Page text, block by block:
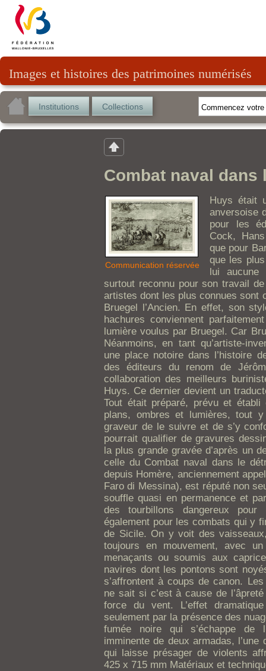
Images et histoires des patrimoines numérisés
Institutions Collections
Combat naval dans
Communication réservée
Huys était
anversoise
pour les
Cock,
que pour
que les
lui
surtout reconnu pour son travail
artistes dont les plus connues sont
Bruegel l’Ancien. En effet, son
hachures conviennent
lumière voulus par Bruegel. Car
Néanmoins, en tant qu’artiste-
une place notoire dans l’histoire
des éditeurs du renom de
collaboration des meilleurs
Huys. Ce dernier devient un
Tout était préparé, prévu et
plans, ombres et lumières, tout
graveur de le suivre et de s’y
pourrait qualifier de gravures
la plus grande gravée d’après un
celle du Combat naval dans le
depuis Homère, anciennement
Faro di Messina), est réputé non
souffle quasi en permanence et
des tourbillons dangereux
également pour les combats qui y
de Sicile. On y voit des
toujours en mouvement, avec
menaçants ou soumis aux
navires dont les pontons sont
s’affrontent à coups de canon.
ne sait si c’est à cause de
force du vent. L’effet
seulement par la présence des
fumée noire qui s’échappe de
imminente de deux armadas,
qui laisse présager de violents
425 x 715 mm Matériaux et